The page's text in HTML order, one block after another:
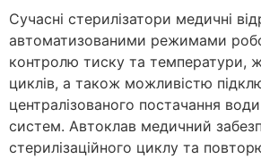
Сучасні стерилізатори медичні
автоматизованими режимами
контролю тиску та температури,
циклів, а також можливістю
централізованого постачання
систем. Автоклав медичний
стерилізаційного циклу та